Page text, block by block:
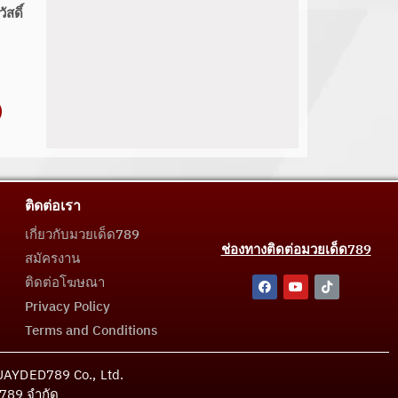
สดิ์
ติดต่อเรา
เกี่ยวกับมวยเด็ด789
สมัครงาน
ติดต่อโฆษณา
Privacy Policy
Terms and Conditions
ช่องทางติดต่อมวยเด็ด789
Co., Ltd.